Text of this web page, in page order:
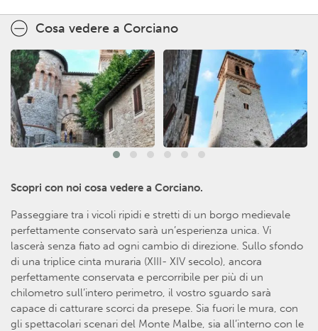
Cosa vedere a Corciano
Scopri con noi cosa vedere a Corciano.
Passeggiare tra i vicoli ripidi e stretti di un borgo medievale
perfettamente conservato sarà un’esperienza unica. Vi
lascerà senza fiato ad ogni cambio di direzione. Sullo sfondo
di una triplice cinta muraria (XIII- XIV secolo), ancora
perfettamente conservata e percorribile per più di un
chilometro sull’intero perimetro, il vostro sguardo sarà
capace di catturare scorci da presepe. Sia fuori le mura, con
gli spettacolari scenari del Monte Malbe, sia all’interno con le